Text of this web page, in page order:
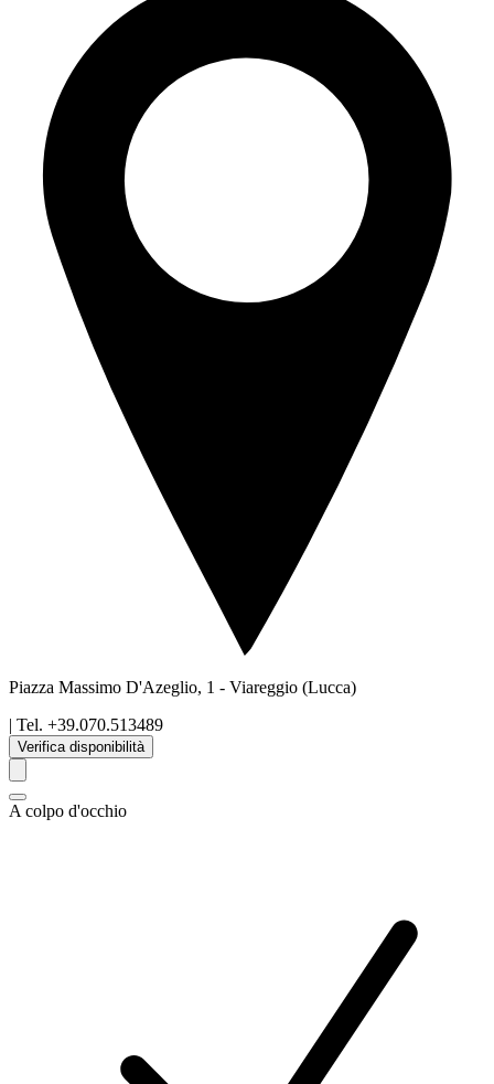
Piazza Massimo D'Azeglio, 1 - Viareggio (Lucca)
| Tel. +39.070.513489
Verifica disponibilità
A colpo d'occhio